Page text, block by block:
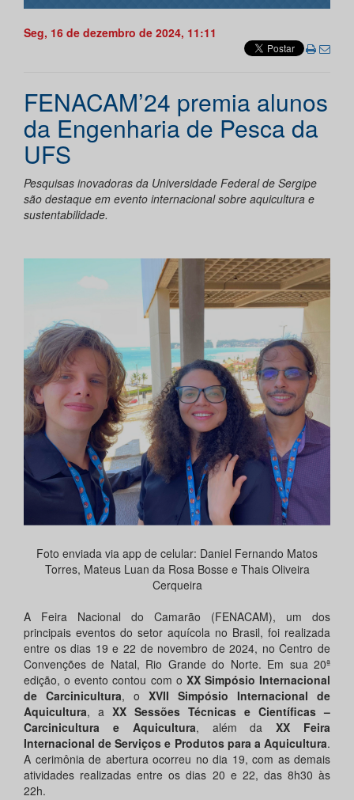
Seg, 16 de dezembro de 2024, 11:11
FENACAM’24 premia alunos
da Engenharia de Pesca da
UFS
Pesquisas inovadoras da Universidade Federal de Sergipe
são destaque em evento internacional sobre aquicultura e
sustentabilidade.
Foto enviada via app de celular: Daniel Fernando Matos
Torres, Mateus Luan da Rosa Bosse e Thais Oliveira
Cerqueira
A Feira Nacional do Camarão (FENACAM), um dos
principais eventos do setor aquícola no Brasil, foi realizada
entre os dias 19 e 22 de novembro de 2024, no Centro de
Convenções de Natal, Rio Grande do Norte. Em sua 20ª
edição, o evento contou com o XX Simpósio Internacional
de Carcinicultura, o XVII Simpósio Internacional de
Aquicultura, a XX Sessões Técnicas e Científicas –
Carcinicultura e Aquicultura, além daXX Feira
Internacional de Serviços e Produtos para a Aquicultura.
A cerimônia de abertura ocorreu no dia 19, com as demais
atividades realizadas entre os dias 20 e 22, das 8h30 às
22h.